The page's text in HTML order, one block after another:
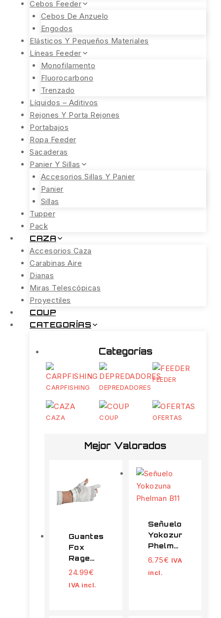
Cebos Feeder
Cebos De Anzuelo
Engodos
Elásticos Y Pequeños Materiales
Líneas Feeder
Monofilamento
Fluorocarbono
Trenzado
Líquidos – Aditivos
Rejones Y Porta Rejones
Portabajos
Ropa Feeder
Sacaderas
Panier Y Sillas
Accesorios Sillas Y Panier
Panier
Sillas
Tupper
Pack
CAZA
Accesorios Caza
Carabinas Aire
Dianas
Miras Telescópicas
Proyectiles
COUP
CATEGORÍAS
Categorías
CARPFISHING DEPREDADORES
FEEDER
CAZA COUP OFERTAS
Mejor Valorados
Guantes
Fox
Rage
UV
24.99€
IVA incl.
Señuelo
Yokozuna
Phelman
B11
6.75€ IVA
incl.